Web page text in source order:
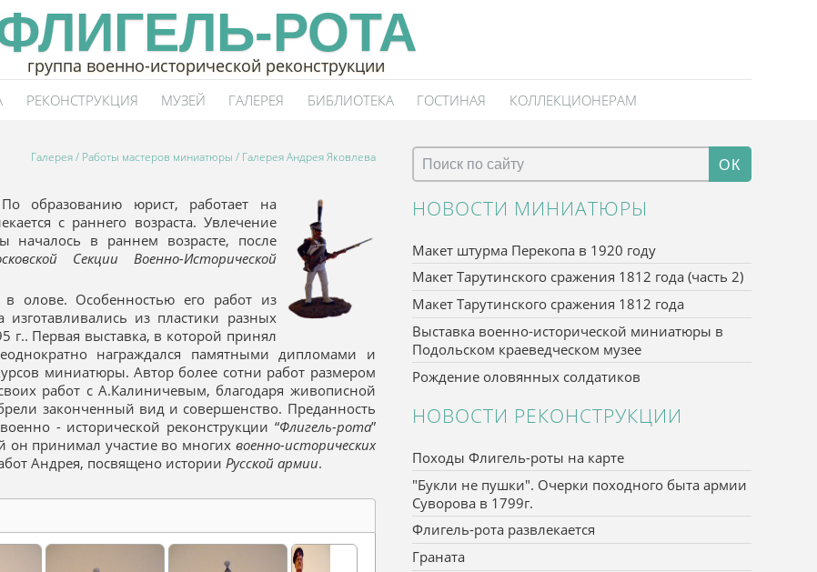
РОТА
группа военно-исторической реконструкции
РЕКОНСТРУКЦИЯ МУЗЕЙ ГАЛЕРЕЯ БИБЛИОТЕКА ГОСТИНАЯ КОЛЛЕКЦИОНЕРАМ
Галерея/ Работы мастеров миниатюры / Галерея Андрея Яковлева
образованию юрист, работает на
с раннего возраста. Увлечение
началось в раннем возрасте, после
Секции Военно-Исторической
олове. Особенностью его работ из
из пластики разных
г.. Первая выставка, в которой принял
награждался памятными дипломами и
миниатюры. Автор более сотни работ размером
работ с А.Калиничевым, благодаря живописной
законченный вид и совершенство. Преданность
- исторической реконструкции “Флигель-рота”
он принимал участие во многих военно-исторических
Андрея, посвящено истории Русской армии.
ОК
НОВОСТИ МИНИАТЮРЫ
Макет штурма Перекопа в 1920 году
Макет Тарутинского сражения 1812 года (часть 2)
Макет Тарутинского сражения 1812 года
Выставка военно-исторической миниатюры в
Подольском краеведческом музее
Рождение оловянных солдатиков
НОВОСТИ РЕКОНСТРУКЦИИ
Походы Флигель-роты на карте
"Букли не пушки". Очерки походного быта армии
Суворова в 1799г.
Флигель-рота развлекается
Граната